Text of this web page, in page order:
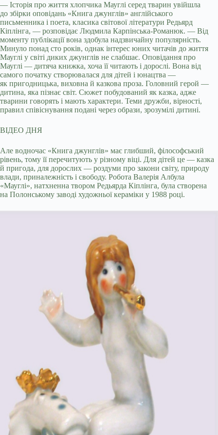
— Історія про життя хлопчика Мауглі серед тварин увійшла
до збірки оповідань «Книга джунглів» англійського
письменника і поета, класика світової літератури Редьярд
Кіплінга, — розповідає Людмила Карпінська-Романюк. — Від
моменту публікації вона здобула надзвичайну популярність.
Минуло понад сто років, однак інтерес юних читачів до життя
Мауглі у світі диких джунглів не слабшає. Оповідання про
Мауглі — дитяча книжка, хоча її читають і дорослі. Вона від
самого початку створювалася для дітей і юнацтва —
як пригодницька, виховна й казкова проза. Головний герой —
дитина, яка пізнає світ. Сюжет побудований як казка, адже
тварини говорять і мають характери. Теми дружби, вірності,
правил співіснування подані через образи, зрозумілі дитині.
ВІДЕО ДНЯ
Але водночас «Книга джунглів» має глибший, філософський
рівень, тому її перечитують у різному віці. Для дітей це — казка
й пригода, для дорослих — роздуми про закони світу, природу
влади, приналежність і свободу. Робота Валерія Албула
«Мауглі», натхненна твором Редьярда Кіплінга, була створена
на Полонському заводі художньої кераміки у 1988 році.